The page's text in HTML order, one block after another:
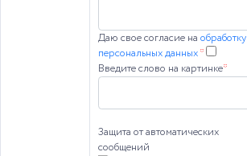
Даю свое согласие на обработку
персональных данных*
Введите слово на картинке*
Защита от автоматических
сообщений